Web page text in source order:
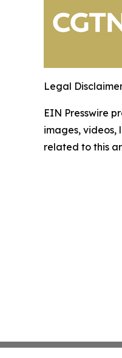
Legal
EIN Presswire
images, videos,
related to this